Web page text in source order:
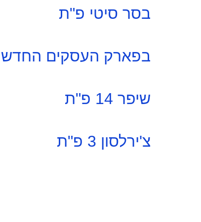
בסר סיטי פ"ת
בפארק העסקים החדש
שיפר 14 פ"ת
צ'ירלסון 3 פ"ת